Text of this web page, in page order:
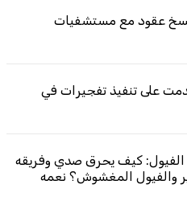
عقود مع مستشفيات
على تنفيذ تفجيرات في
الفيول: كيف يحرق صدي وفريقه
والفيول المغشوش؟ نعمه